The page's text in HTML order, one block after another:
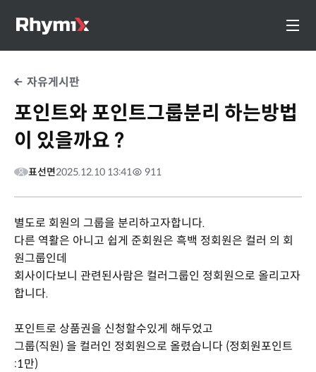
자유게시판
포인트와 포인트그룹분리 하는방법
이 있을까요 ?
표선면2025.12.10 13:41 911
별도로 회원의 그룹을 분리하고자합니다.
다른 역활은 아니고 쉽게 준회원은 흑백 정회원은 컬러 의 회
원그룹인데
회사이다보니 관련된사람은 컬러그룹인 정회원으로 올리고자
합니다.
포인트로 상품권을 신청할수있게 해두었고
그룹(직원) 을 컬러인 정회원으로 올렸습니다 (정회원포인트
:1만)